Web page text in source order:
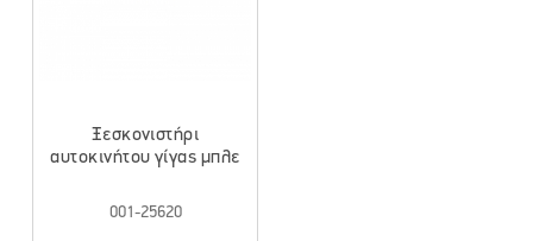
Ξεσκονιστήρι
αυτοκινήτου γίγας μπλε
001-25620